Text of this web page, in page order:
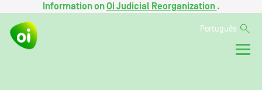
Information onOi Judicial Reorganization .
Português